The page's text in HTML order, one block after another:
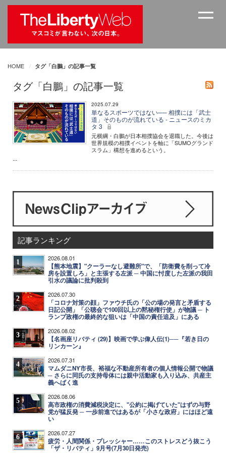
HOME タグ「白鵬」の記事一覧
タグ「白鵬」の記事一覧
2025.07.29
単なるスポーツではない── 相撲には「武士
道」そのものが流れている - ニュースのミカ
タ 3
元横綱・白鵬が日本相撲協会を退職した。今後は
世界規模の相撲イベントを軸に「SUMOグランド
スラム」構想を進めるという。
...
記事ランキング
1 2026.08.01
【熊本地震】"クーラーなし避難所"で、「防衛費を削って冷
房を設置しろ」と主張する左派 ─ 中国に忖度した左派の我田
引水の議論に批判殺到
2 2026.07.30
「コロナ対策の顔」ファウチ氏の「公の場の発言と矛盾する
日記公開」「公聴会で100回以上の黙秘権行使」が物議 ─ ト
ランプ政権の最終的な狙いは「中国の責任追及」にある
3 2026.08.02
【名画座リバティ (29)】映画で学ぶ偉人伝(1)──『若き日の
リンカーン』
4 2026.07.31
マムダニNY市長、裕福な不動産所有者の個人情報公開で物議
─ さらに同氏の支持母体には親中活動家も入り込み、共産主
義へばく進
5 2026.08.06
高市政権の消費減税決定に、"公約に掲げていた"はずの与野
党が猛反発 ─ 一歩前進ではあるが「小さな政府」にはほど遠
い
6 2026.07.27
疲労・人間関係・プレッシャー……このストレスどう抜こう
「ザ・リバティ」9月号(7月30日発売)